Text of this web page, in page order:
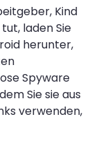
Kind
laden Sie
herunter,
Spyware
Sie sie aus
verwenden,